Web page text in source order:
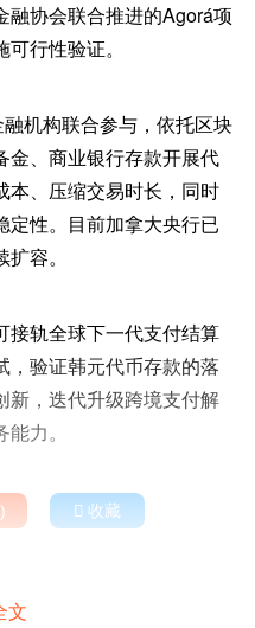
融协会联合推进的Agorá项
行性验证。
机构联合参与，依托区块
金、商业银行存款开展代
本、压缩交易时长，同时
定性。目前加拿大央行已
容。
接轨全球下一代支付结算
，验证韩元代币存款的落
新，迭代升级跨境支付解
力。
)  收藏
文